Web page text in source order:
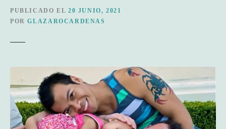
PUBLICADO EL 20 JUNIO, 2021
POR
GLAZAROCARDENAS